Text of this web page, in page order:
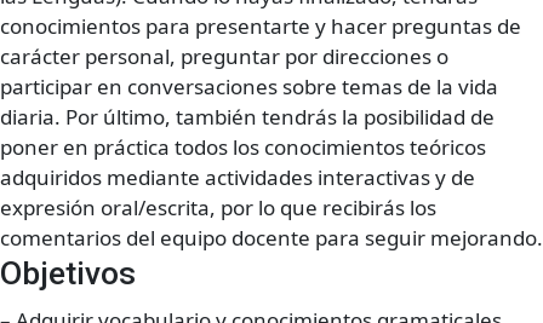
conocimientos para presentarte y hacer preguntas de
carácter personal, preguntar por direcciones o
participar en conversaciones sobre temas de la vida
diaria. Por último, también tendrás la posibilidad de
poner en práctica todos los conocimientos teóricos
adquiridos mediante actividades interactivas y de
expresión oral/escrita, por lo que recibirás los
comentarios del equipo docente para seguir mejorando.
Objetivos